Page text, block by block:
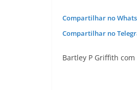
Compartilhar no
Compartilhar no
Bartley P Griffith